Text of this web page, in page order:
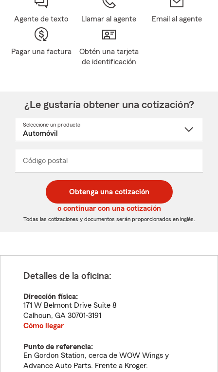
Agente de texto Llamar al agente Email al agente
Pagar una factura
Obtén una tarjeta
de identificación
¿Le gustaría obtener una cotización?
Seleccione un producto
desplegable
Código postal
de
5
dígitos
de
5
dígitos
_____
Obtenga una cotización
o continuar con una cotización
Todas las cotizaciones y documentos serán proporcionados en inglés.
Detalles de la oficina:
Dirección física:
171 W Belmont Drive Suite 8
Calhoun, GA 30701-3191
Cómo llegar
Punto de referencia:
En Gordon Station, cerca de WOW Wings y
Advance Auto Parts. Frente a Kroger.